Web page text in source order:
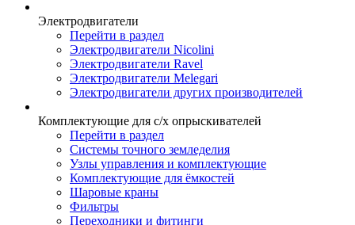
Электродвигатели
Перейти в раздел
Электродвигатели Nicolini
Электродвигатели Ravel
Электродвигатели Melegari
Электродвигатели других производителей
Комплектующие для с/х опрыскивателей
Перейти в раздел
Системы точного земледелия
Узлы управления и комплектующие
Комплектующие для ёмкостей
Шаровые краны
Фильтры
Переходники и фитинги